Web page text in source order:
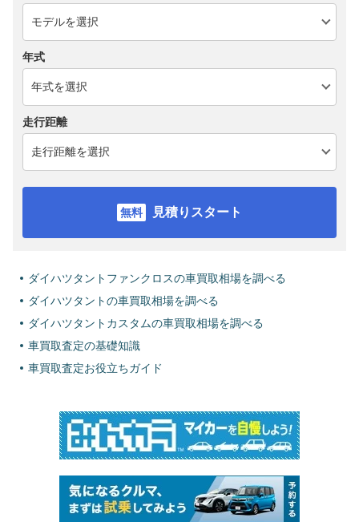
年式
走行距離
見積りスタート
ダイハツタントファンクロスの車買取相場を調べる
ダイハツタントの車買取相場を調べる
ダイハツタントカスタムの車買取相場を調べる
車買取査定の基礎知識
車買取査定お役立ちガイド